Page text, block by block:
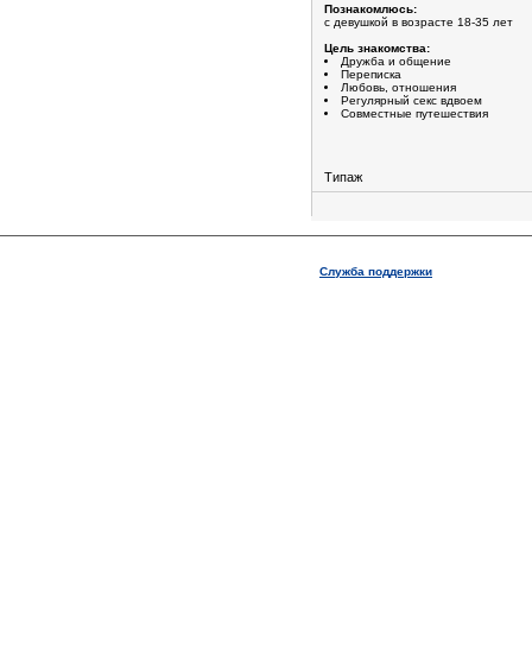
Познакомлюсь:
с девушкой в возрасте 18-35 лет
Цель знакомства:
Дружба и общение
Переписка
Любовь, отношения
Регулярный секс вдвоем
Совместные путешествия
Типаж
Служба поддержки